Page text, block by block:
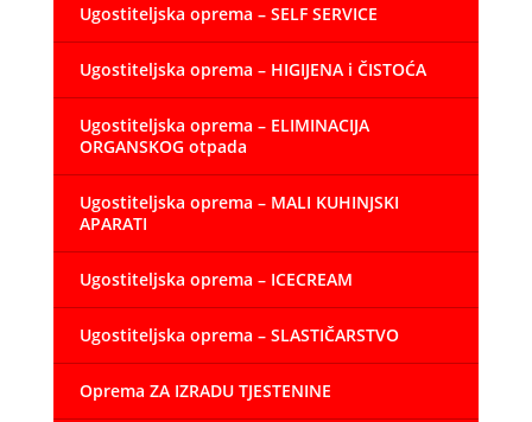
Ugostiteljska oprema – SELF SERVICE
Ugostiteljska oprema – HIGIJENA i ČISTOĆA
Ugostiteljska oprema – ELIMINACIJA
ORGANSKOG otpada
Ugostiteljska oprema – MALI KUHINJSKI
APARATI
Ugostiteljska oprema – ICECREAM
Ugostiteljska oprema – SLASTIČARSTVO
Oprema ZA IZRADU TJESTENINE